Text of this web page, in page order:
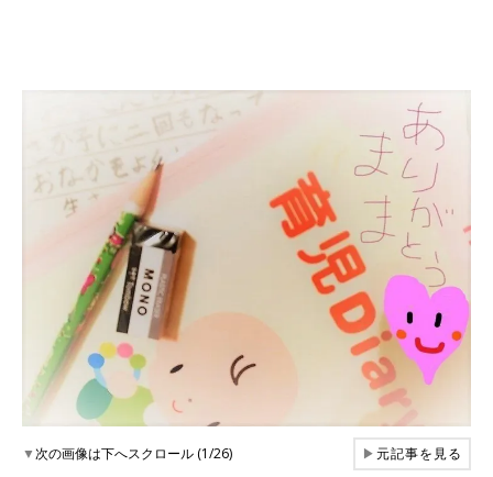
▼次の画像は下へスクロール (1/26) ▶元記事を見る